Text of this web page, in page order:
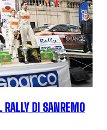
RALLY DI SANREMO